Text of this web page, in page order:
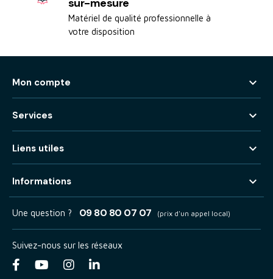
Matériel de qualité professionnelle à
votre disposition
Mon compte 
Services 
Liens utiles 
Informations 
Une question ? 09 80 80 07 07 (prix d'un appel local)
Suivez-nous sur les réseaux